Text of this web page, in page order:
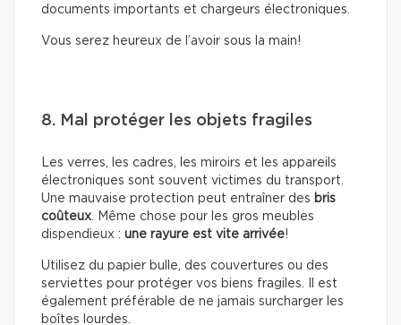
documents importants et chargeurs électroniques.
Vous serez heureux de l’avoir sous la main!
8. Mal protéger les objets fragiles
Les verres, les cadres, les miroirs et les appareils
électroniques sont souvent victimes du transport.
Une mauvaise protection peut entraîner des bris
coûteux. Même chose pour les gros meubles
dispendieux : une rayure est vite arrivée!
Utilisez du papier bulle, des couvertures ou des
serviettes pour protéger vos biens fragiles. Il est
également préférable de ne jamais surcharger les
boîtes lourdes.